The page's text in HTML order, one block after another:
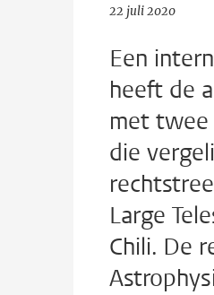
22 juli 2020
Een
heeft de
met twee
die
Large
Chili. De